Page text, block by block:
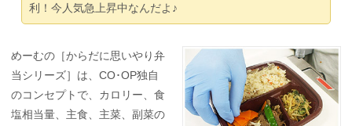
利！今人気急上昇中なんだよ♪
めーむの［からだに思いやり弁
当シリーズ］は、CO･OP独自
のコンセプトで、カロリー、食
塩相当量、主食、主菜、副菜の